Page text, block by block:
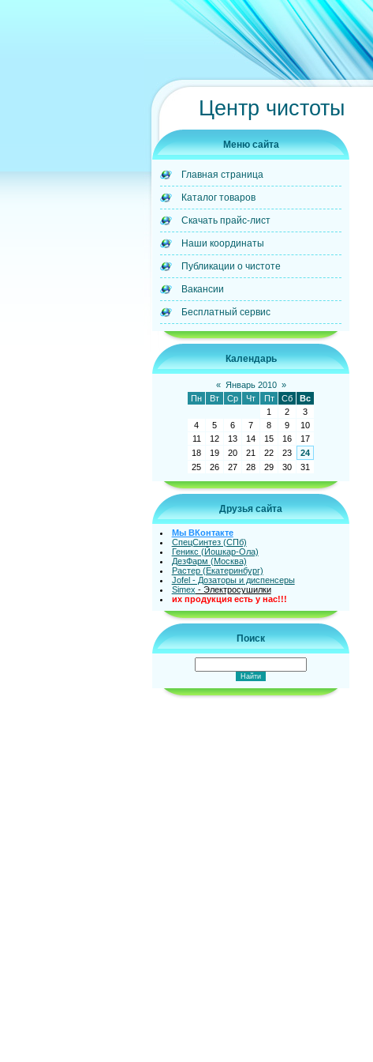
Центр чистоты
Меню сайта
Главная страница
Каталог товаров
Скачать прайс-лист
Наши координаты
Публикации о чистоте
Вакансии
Бесплатный сервис
Календарь
« Январь 2010 »
Пн
Вт Ср Чт Пт Сб
Вс
1
2
3
4
5 6 7 8 9
10
11
12 13 14 15 16
17
18
19 20 21 22 23
24
25
26 27 28 29 30 31
Друзья сайта
Мы ВКонтакте
СпецСинтез (СПб)
Геникс (Йошкар-Ола)
ДезФарм (Москва)
Растер (Екатеринбург)
Jofel - Дозаторы и диспенсеры
Simex - Электросушилки
их продукция есть у нас!!!
Поиск